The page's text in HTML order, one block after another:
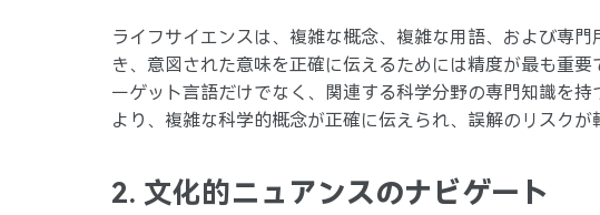
ライフサイエンスは、複雑な概念、複雑な用語、および専
き、意図された意味を正確に伝えるためには精度が最も重
ーゲット言語だけでなく、関連する科学分野の専門知識を
より、複雑な科学的概念が正確に伝えられ、誤解のリスクが
2. 文化的ニュアンスのナビゲート